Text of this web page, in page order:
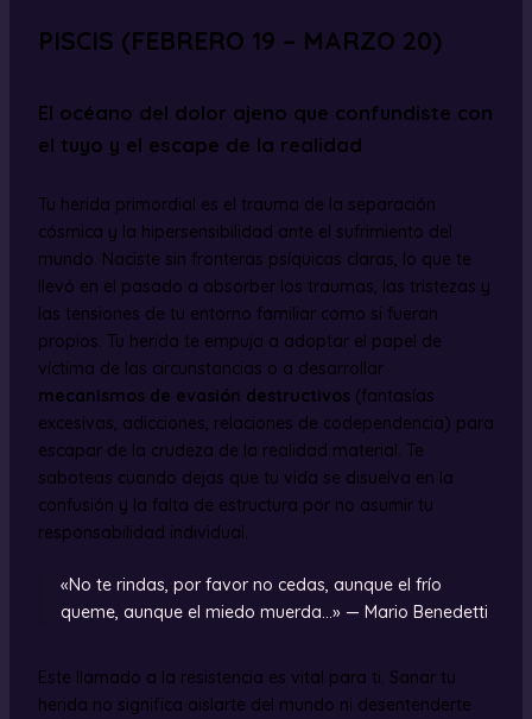
PISCIS (FEBRERO 19 – MARZO 20)
El océano del dolor ajeno que confundiste con
el tuyo y el escape de la realidad
Tu herida primordial es el trauma de la separación
cósmica y la hipersensibilidad ante el sufrimiento del
mundo. Naciste sin fronteras psíquicas claras, lo que te
llevó en el pasado a absorber los traumas, las tristezas y
las tensiones de tu entorno familiar como si fueran
propios. Tu herida te empuja a adoptar el papel de
víctima de las circunstancias o a desarrollar
mecanismos de evasión destructivos(fantasías
excesivas, adicciones, relaciones de codependencia) para
escapar de la crudeza de la realidad material. Te
saboteas cuando dejas que tu vida se disuelva en la
confusión y la falta de estructura por no asumir tu
responsabilidad individual.
«No te rindas, por favor no cedas, aunque el frío
queme, aunque el miedo muerda…» — Mario Benedetti
Este llamado a la resistencia es vital para ti. Sanar tu
herida no significa aislarte del mundo ni desentenderte